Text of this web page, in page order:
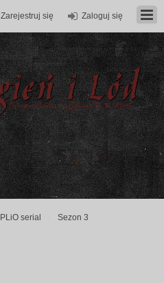
Zaloguj się
Zarejestruj się
PLiO serial Sezon 3